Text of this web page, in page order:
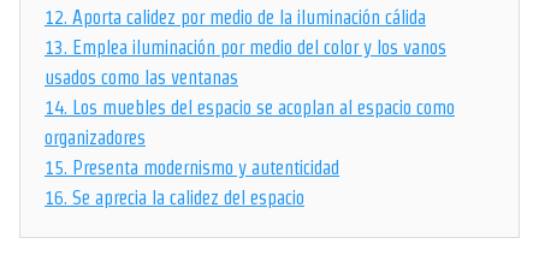
12. Aporta calidez por medio de la iluminación cálida
13. Emplea iluminación por medio del color y los vanos
usados como las ventanas
14.
Los muebles del espacio se acoplan al espacio como
organizadores
15. Presenta modernismo y autenticidad
16. Se aprecia la calidez del espacio